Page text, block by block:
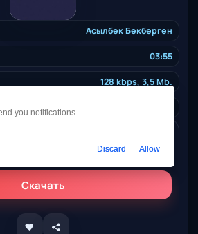
Асылбек Бекберген
03:55
128 kbps, 3,5 Mb.
Скачать
you notifications
Discard Allow